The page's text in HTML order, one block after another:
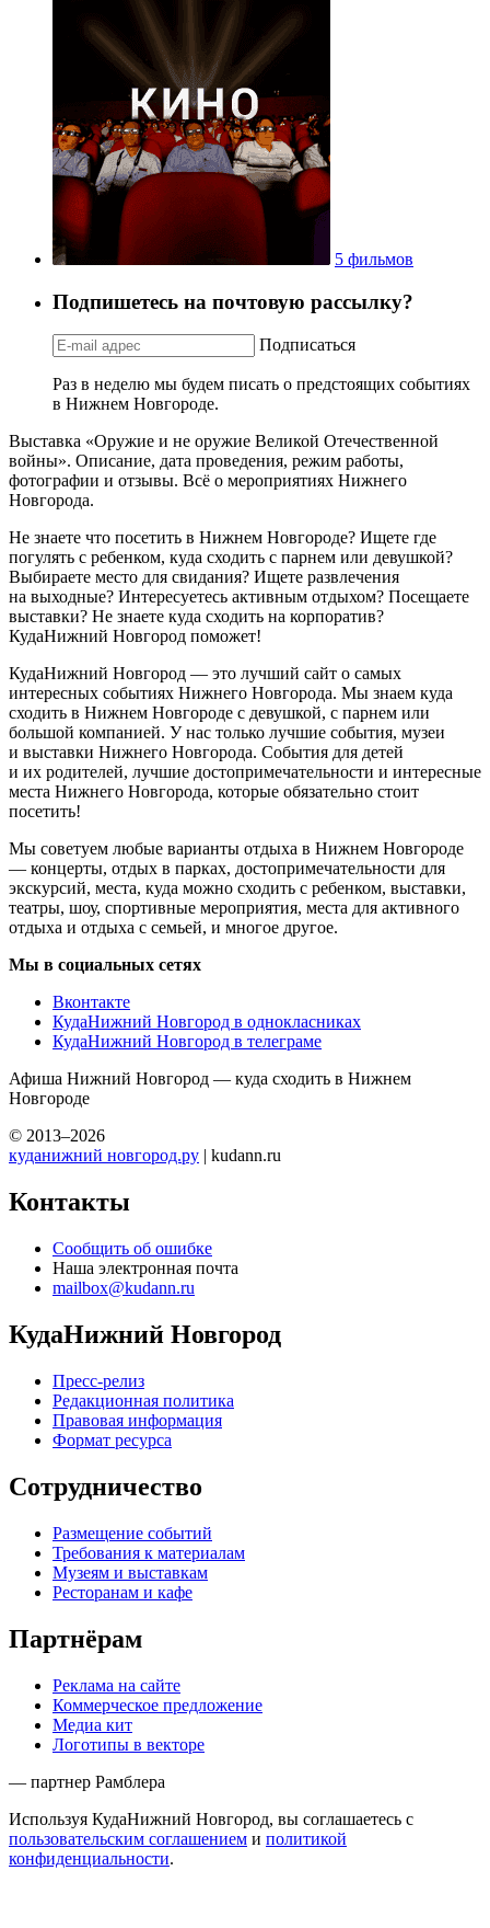
5 фильмов
Подпишетесь на почтовую рассылку?
Подписаться
Раз в неделю мы будем писать о предстоящих событиях
в Нижнем Новгороде.
Выставка «Оружие и не оружие Великой Отечественной
войны». Описание, дата проведения, режим работы,
фотографии и отзывы. Всё о мероприятиях Нижнего
Новгорода.
Не знаете что посетить в Нижнем Новгороде? Ищете где
погулять с ребенком, куда сходить с парнем или девушкой?
Выбираете место для свидания? Ищете развлечения
на выходные? Интересуетесь активным отдыхом? Посещаете
выставки? Не знаете куда сходить на корпоратив?
КудаНижний Новгород поможет!
КудаНижний Новгород — это лучший сайт о самых
интересных событиях Нижнего Новгорода. Мы знаем куда
сходить в Нижнем Новгороде с девушкой, с парнем или
большой компанией. У нас только лучшие события, музеи
и выставки Нижнего Новгорода. События для детей
и их родителей, лучшие достопримечательности и интересные
места Нижнего Новгорода, которые обязательно стоит
посетить!
Мы советуем любые варианты отдыха в Нижнем Новгороде
— концерты, отдых в парках, достопримечательности для
экскурсий, места, куда можно сходить с ребенком, выставки,
театры, шоу, спортивные мероприятия, места для активного
отдыха и отдыха с семьей, и многое другое.
Мы в социальных сетях
Вконтакте
КудаНижний Новгород в однокласниках
КудаНижний Новгород в телеграме
Афиша Нижний Новгород — куда сходить в Нижнем
Новгороде
© 2013–2026
куданижний новгород.ру | kudann.ru
Контакты
Сообщить об ошибке
Наша электронная почта
mailbox@kudann.ru
КудаНижний Новгород
Пресс-релиз
Редакционная политика
Правовая информация
Формат ресурса
Сотрудничество
Размещение событий
Требования к материалам
Музеям и выставкам
Ресторанам и кафе
Партнёрам
Реклама на сайте
Коммерческое предложение
Медиа кит
Логотипы в векторе
— партнер Рамблера
Используя КудаНижний Новгород, вы соглашаетесь с
пользовательским соглашением и политикой
конфиденциальности.